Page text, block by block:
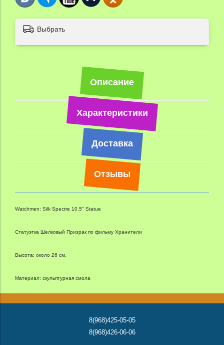
Выбрать
Описание
Характеристики
Доставка
Отзывы
Watchmen: Silk Spectre 10.5" Statue
Статуэтка Шелковый Призрак по фильму Хранители
Высота: около 26 см.
Материал: скульптурная смола
8(968)425-05-05
8(968)426-06-06